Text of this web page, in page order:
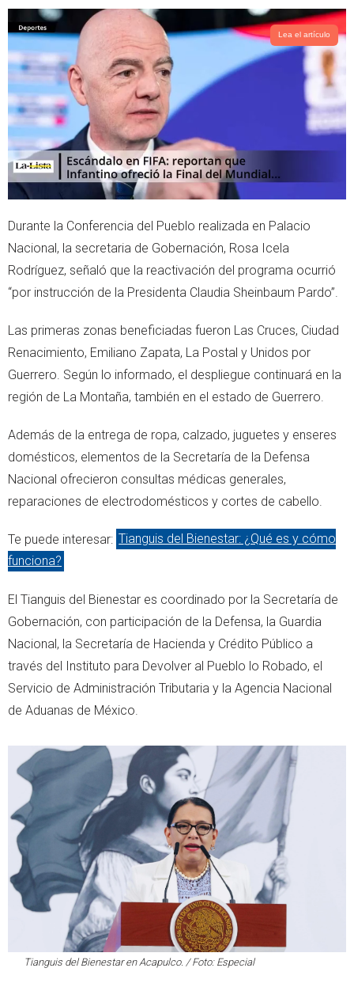
Lea el artículo
Durante la Conferencia del Pueblo realizada en Palacio
Nacional, la secretaria de Gobernación, Rosa Icela
Rodríguez, señaló que la reactivación del programa ocurrió
“por instrucción de la Presidenta Claudia Sheinbaum Pardo”.
Las primeras zonas beneficiadas fueron Las Cruces, Ciudad
Renacimiento, Emiliano Zapata, La Postal y Unidos por
Guerrero. Según lo informado, el despliegue continuará en la
región de La Montaña, también en el estado de Guerrero.
Además de la entrega de ropa, calzado, juguetes y enseres
domésticos, elementos de la Secretaría de la Defensa
Nacional ofrecieron consultas médicas generales,
reparaciones de electrodomésticos y cortes de cabello.
Te puede interesar: Tianguis del Bienestar: ¿Qué es y cómo
funciona?
El Tianguis del Bienestar es coordinado por la Secretaría de
Gobernación, con participación de la Defensa, la Guardia
Nacional, la Secretaría de Hacienda y Crédito Público a
través del Instituto para Devolver al Pueblo lo Robado, el
Servicio de Administración Tributaria y la Agencia Nacional
de Aduanas de México.
Tianguis del Bienestar en Acapulco. / Foto: Especial